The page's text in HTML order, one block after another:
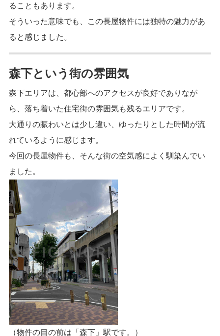
ることもあります。
そういった意味でも、この長屋物件には独特の魅力があ
ると感じました。
森下という街の雰囲気
森下エリアは、都心部へのアクセスが良好でありなが
ら、落ち着いた住宅街の雰囲気も残るエリアです。
大通りの賑わいとは少し違い、ゆったりとした時間が流
れているように感じます。
今回の長屋物件も、そんな街の空気感によく馴染んでい
ました。
（物件の目の前は「森下」駅です。）